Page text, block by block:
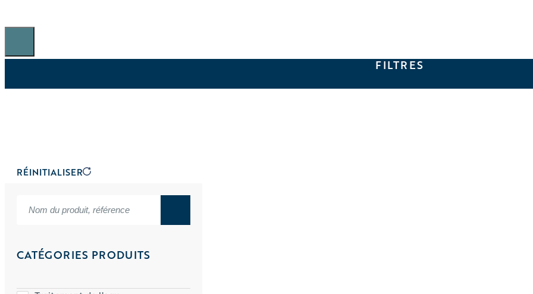
FILTRES
RÉINITIALISER
CATÉGORIES PRODUITS